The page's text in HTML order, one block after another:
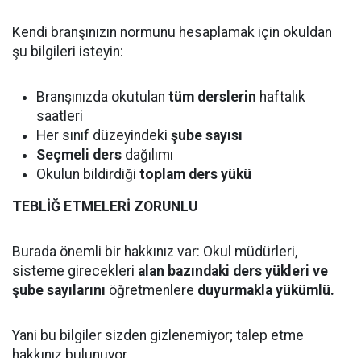
Kendi branşınızın normunu hesaplamak için okuldan
şu bilgileri isteyin:
Branşınızda okutulan tüm derslerin haftalık
saatleri
Her sınıf düzeyindeki şube sayısı
Seçmeli ders dağılımı
Okulun bildirdiği toplam ders yükü
TEBLİĞ ETMELERİ ZORUNLU
Burada önemli bir hakkınız var: Okul müdürleri,
sisteme girecekleri alan bazındaki ders yükleri ve
şube sayılarını öğretmenlere duyurmakla yükümlü.
Yani bu bilgiler sizden gizlenemiyor; talep etme
hakkınız bulunuyor.